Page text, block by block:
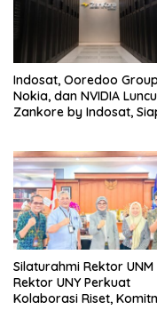
Indosat, Ooredoo
Nokia, dan NVIDIA
Zankore by Indosat,
Infrastruktur AI
Silaturahmi Rektor
Rektor UNY Perkuat
Kolaborasi Riset,